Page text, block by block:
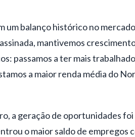
um balanço histórico no
mantivemos
passamos a ter mais
a maior renda média do
a geração de oportunidades foi
o maior saldo de empregos